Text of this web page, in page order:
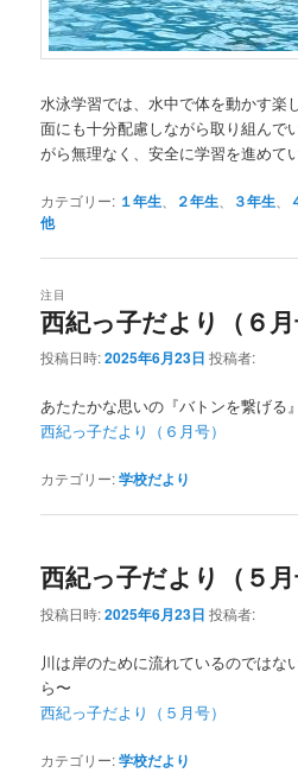
水泳学習では、水中で体を動かす楽
面にも十分配慮しながら取り組んで
がら無理なく、安全に学習を進めて
カテゴリー: １年生 ２年生 ３年生
他
西紀っ子だより（６月
注目
投稿日時:2025年6月23日 投稿者:
あたたかな思いの『バトンを繋げる』
西紀っ子だより（６月号）
カテゴリー:学校だより
西紀っ子だより（５月
投稿日時:2025年6月23日 投稿者:
川は岸のために流れているのではな
ら〜
西紀っ子だより（５月号）
カテゴリー:学校だより